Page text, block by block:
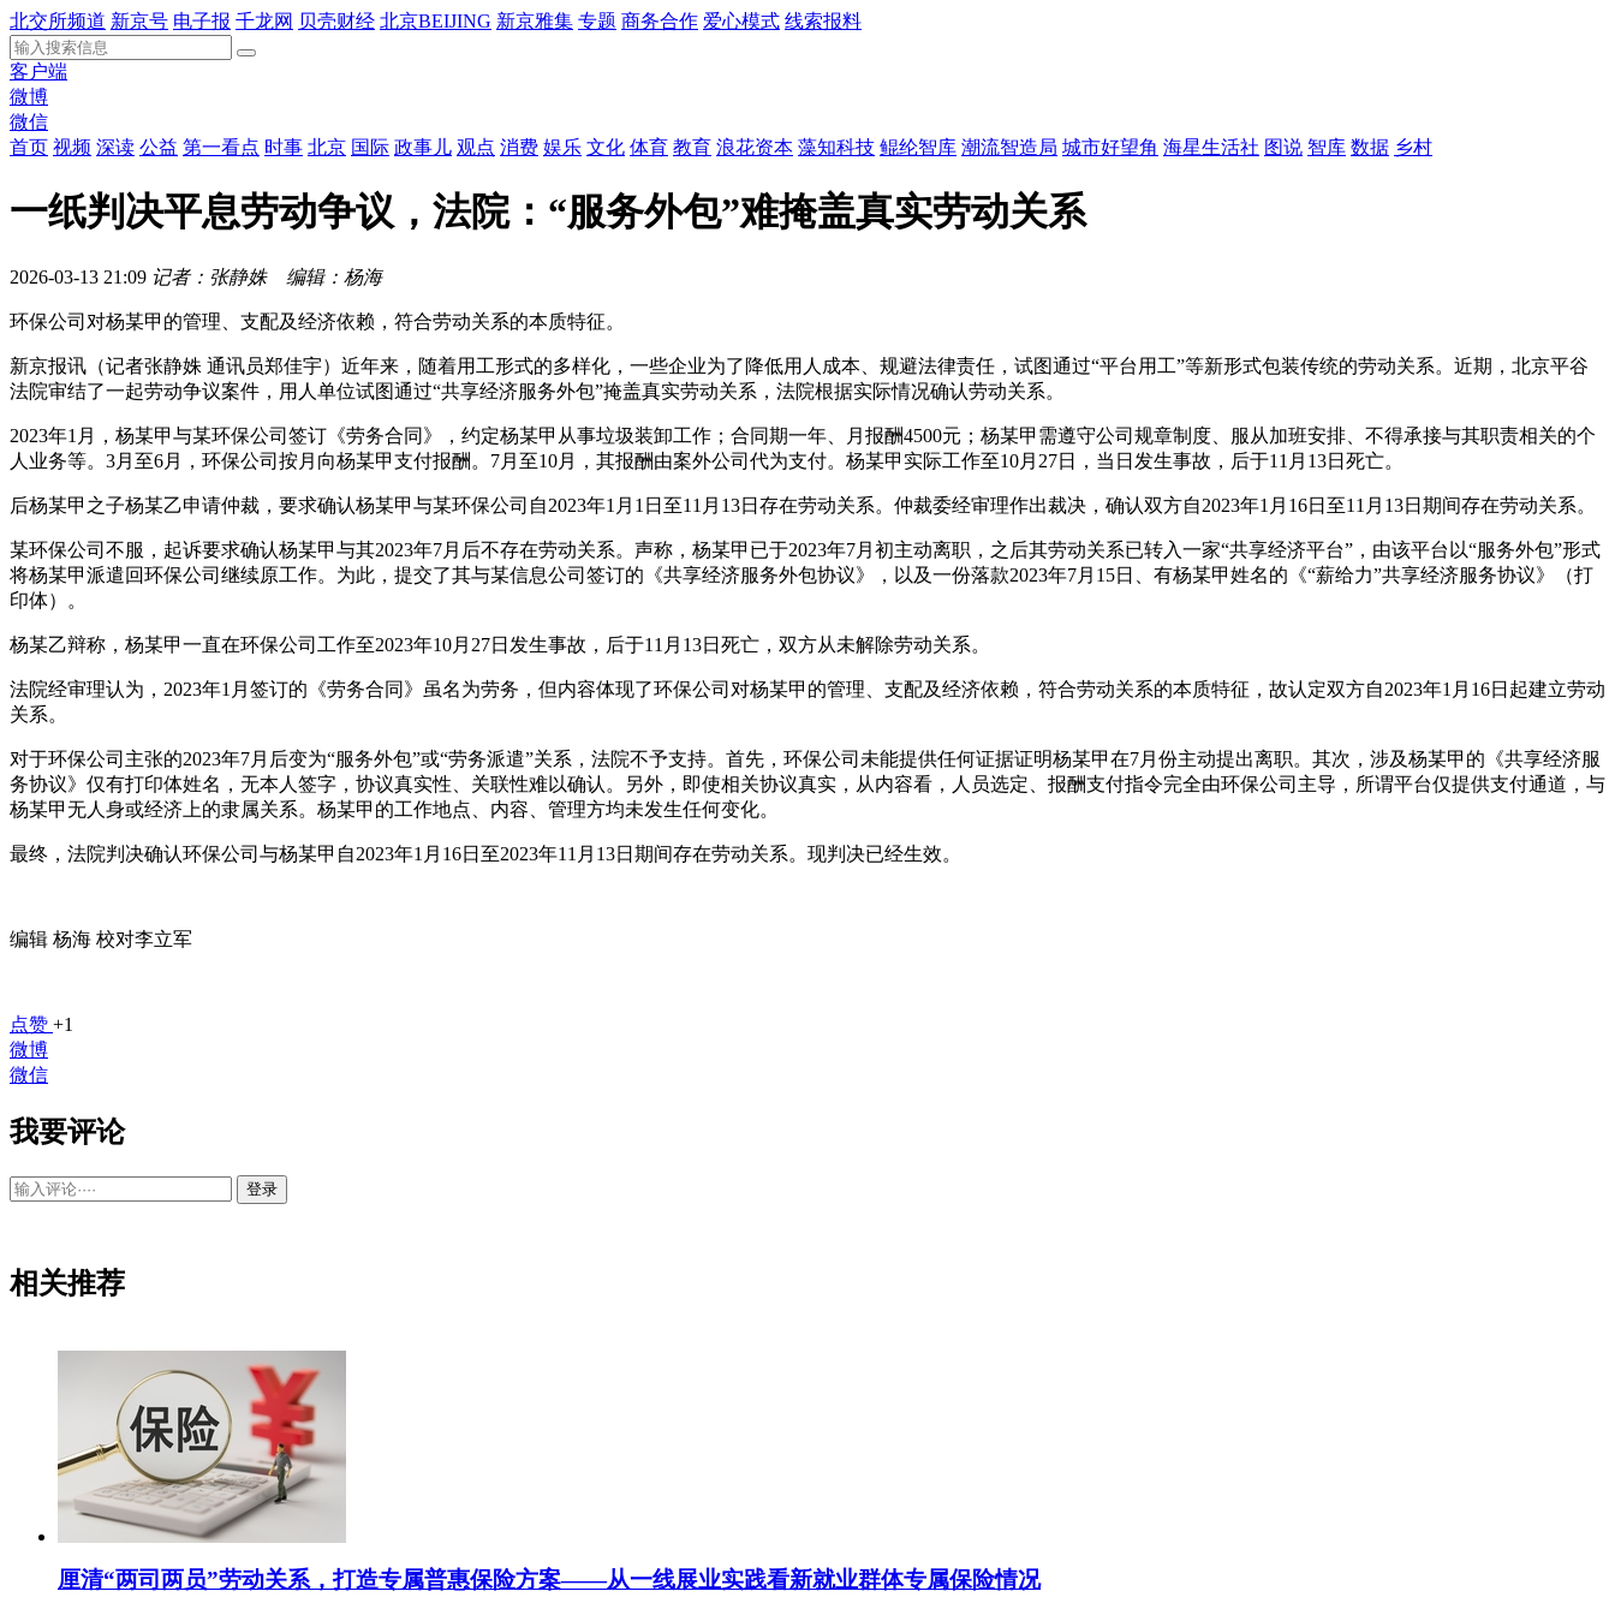
北交所频道 新京号 电子报 千龙网 贝壳财经 北京BEIJING 新京雅集 专题 商务合作 爱心模式 线索报料
客户端
微博
微信
首页 视频 深读 公益 第一看点 时事 北京 国际 政事儿 观点 消费 娱乐 文化 体育 教育 浪花资本 藻知科技 鲲纶智库 潮流智造局 城市好望角 海星生活社 图说 智库 数据 乡村
一纸判决平息劳动争议，法院：“服务外包”难掩盖真实劳动关系
2026-03-13 21:09 记者：张静姝 编辑：杨海
环保公司对杨某甲的管理、支配及经济依赖，符合劳动关系的本质特征。
新京报讯（记者张静姝 通讯员郑佳宇）近年来，随着用工形式的多样化，一些企业为了降低用人成本、规避法律责任，试图通过“平台用工”等新形式包装传统的劳动关系。近期，北京平谷
法院审结了一起劳动争议案件，用人单位试图通过“共享经济服务外包”掩盖真实劳动关系，法院根据实际情况确认劳动关系。
2023年1月，杨某甲与某环保公司签订《劳务合同》，约定杨某甲从事垃圾装卸工作；合同期一年、月报酬4500元；杨某甲需遵守公司规章制度、服从加班安排、不得承接与其职责相关的个
人业务等。3月至6月，环保公司按月向杨某甲支付报酬。7月至10月，其报酬由案外公司代为支付。杨某甲实际工作至10月27日，当日发生事故，后于11月13日死亡。
后杨某甲之子杨某乙申请仲裁，要求确认杨某甲与某环保公司自2023年1月1日至11月13日存在劳动关系。仲裁委经审理作出裁决，确认双方自2023年1月16日至11月13日期间存在劳动关系。
某环保公司不服，起诉要求确认杨某甲与其2023年7月后不存在劳动关系。声称，杨某甲已于2023年7月初主动离职，之后其劳动关系已转入一家“共享经济平台”，由该平台以“服务外包”形式
将杨某甲派遣回环保公司继续原工作。为此，提交了其与某信息公司签订的《共享经济服务外包协议》，以及一份落款2023年7月15日、有杨某甲姓名的《“薪给力”共享经济服务协议》（打
印体）。
杨某乙辩称，杨某甲一直在环保公司工作至2023年10月27日发生事故，后于11月13日死亡，双方从未解除劳动关系。
法院经审理认为，2023年1月签订的《劳务合同》虽名为劳务，但内容体现了环保公司对杨某甲的管理、支配及经济依赖，符合劳动关系的本质特征，故认定双方自2023年1月16日起建立劳动
关系。
对于环保公司主张的2023年7月后变为“服务外包”或“劳务派遣”关系，法院不予支持。首先，环保公司未能提供任何证据证明杨某甲在7月份主动提出离职。其次，涉及杨某甲的《共享经济服
务协议》仅有打印体姓名，无本人签字，协议真实性、关联性难以确认。另外，即使相关协议真实，从内容看，人员选定、报酬支付指令完全由环保公司主导，所谓平台仅提供支付通道，与
杨某甲无人身或经济上的隶属关系。杨某甲的工作地点、内容、管理方均未发生任何变化。
最终，法院判决确认环保公司与杨某甲自2023年1月16日至2023年11月13日期间存在劳动关系。现判决已经生效。
编辑 杨海 校对李立军
点赞 +1
微博
微信
我要评论
登录
相关推荐
厘清“两司两员”劳动关系，打造专属普惠保险方案——从一线展业实践看新就业群体专属保险情况